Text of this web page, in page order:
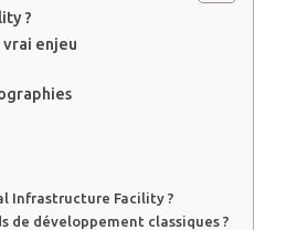
?
enjeu
Infrastructure Facility ?
de développement classiques ?